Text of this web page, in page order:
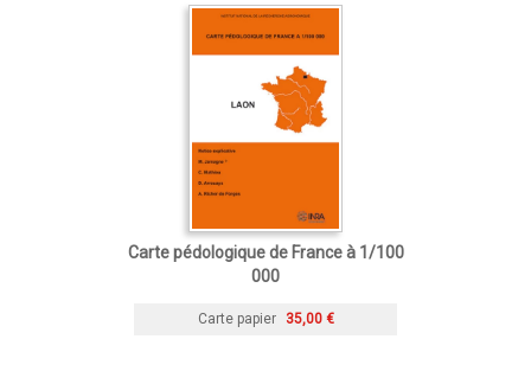
Carte pédologique de France à 1/100
000
Carte papier 35,00 €